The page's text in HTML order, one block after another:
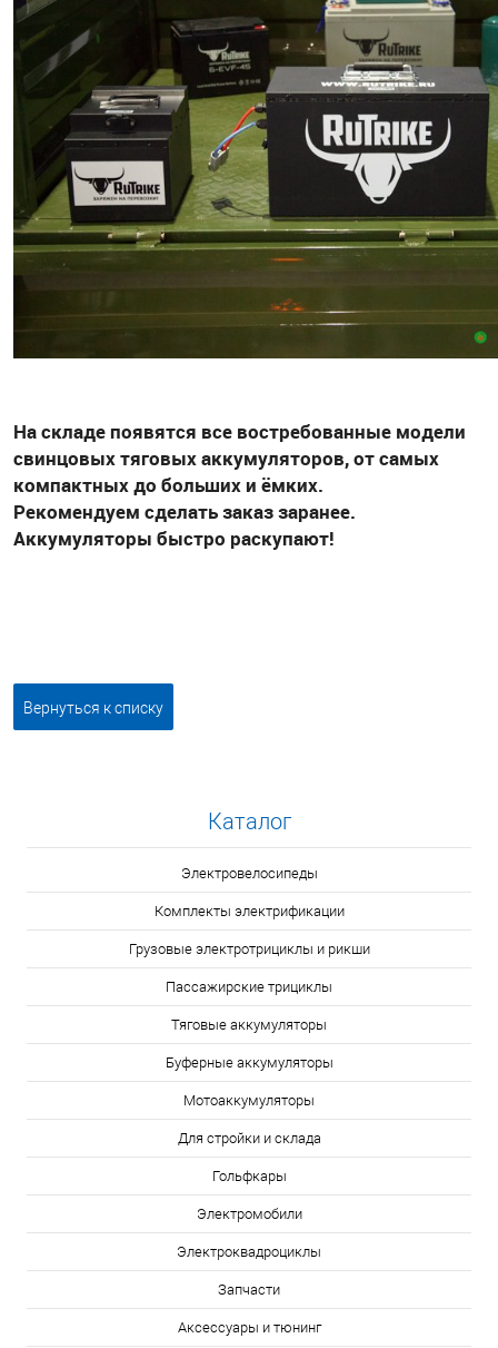
На складе появятся все востребованные модели
свинцовых тяговых аккумуляторов, от самых
компактных до больших и ёмких.
Рекомендуем сделать заказ заранее.
Аккумуляторы быстро раскупают!
Вернуться к списку
Каталог
Электровелосипеды
Комплекты электрификации
Грузовые электротрициклы и рикши
Пассажирские трициклы
Тяговые аккумуляторы
Буферные аккумуляторы
Мотоаккумуляторы
Для стройки и склада
Гольфкары
Электромобили
Электроквадроциклы
Запчасти
Аксессуары и тюнинг